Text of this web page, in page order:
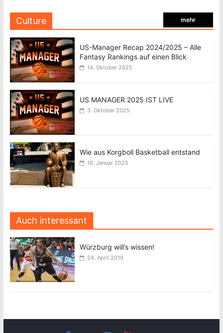
Culture mehr
US-Manager Recap 2024/2025 – Alle
Fantasy Rankings auf einen Blick
14. Oktober 2025
US MANAGER 2025 IST LIVE
3. Oktober 2025
Wie aus Korgboll Basketball entstand
16. Januar 2025
Auch interessant
Würzburg will’s wissen!
24. April 2019